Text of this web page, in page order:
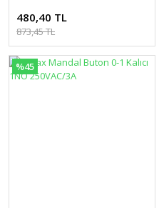
Makara Tahrikli
480,40 TL
873,45 TL
%45